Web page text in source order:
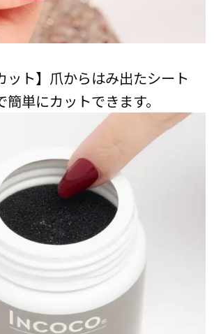
ット】爪からはみ出たシート
単にカットできます。